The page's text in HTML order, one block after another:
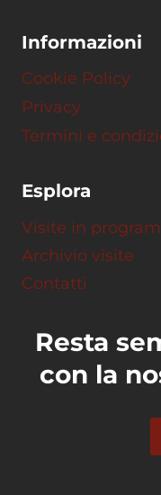
Informazioni
Cookie Policy
Privacy
Termini e
Esplora
Visite in
Archivio visite
Contatti
Resta
con la